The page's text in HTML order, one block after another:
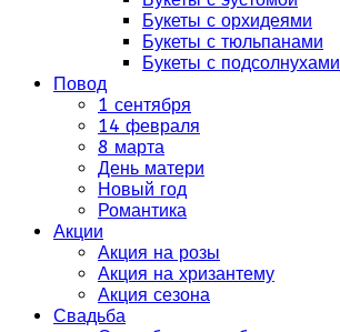
Букеты с орхидеями
Букеты с тюльпанами
Букеты с подсолнухами
Повод
1 сентября
14 февраля
8 марта
День матери
Новый год
Романтика
Акции
Акция на розы
Акция на хризантему
Акция сезона
Свадьба